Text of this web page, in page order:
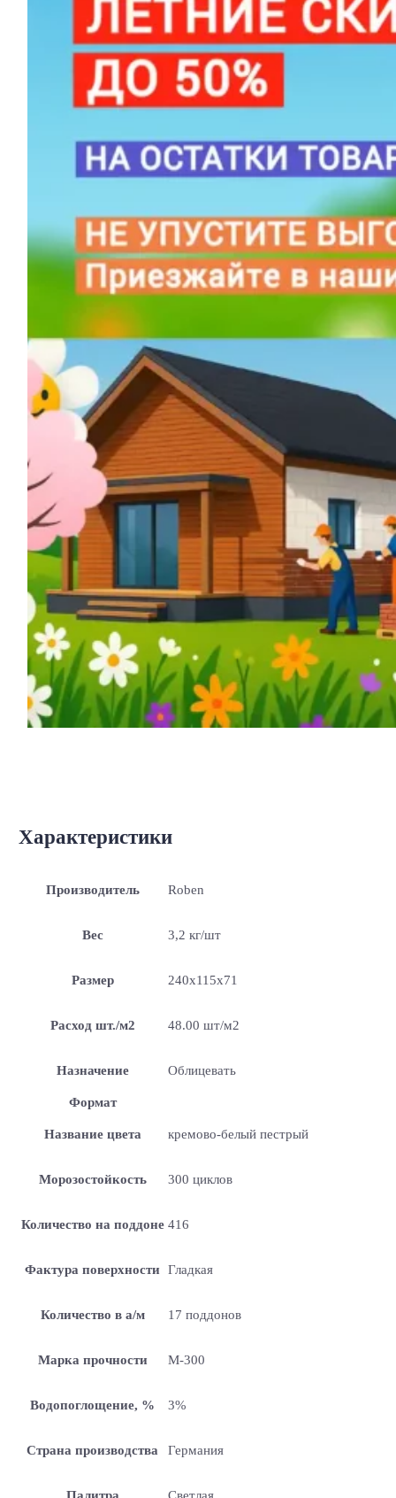
Характеристики
Производитель Roben
Вес 3,2 кг/шт
Размер 240x115x71
Расход шт./м2 48.00 шт/м2
Назначение Облицевать
Формат
Название цвета кремово-белый пестрый
Морозостойкость 300 циклов
Количество на поддоне 416
Фактура поверхности Гладкая
Количество в а/м 17 поддонов
Марка прочности М-300
Водопоглощение, % 3%
Страна производства Германия
Палитра Светлая